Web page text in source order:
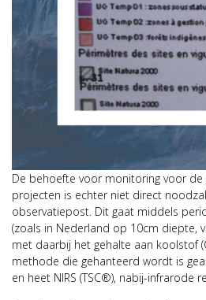
De behoefte voor monitoring voor de
projecten is echter niet direct
observatiepost. Dit gaat middels
(zoals in Nederland op 10cm diepte,
met daarbij het gehalte aan koolstof
methode die gehanteerd wordt is
en heet NIRS (TSC®), nabij-infrarode